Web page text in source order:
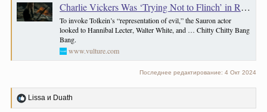
Charlie Vickers Was ‘Trying Not to Flinch’ in Rings Finale
To invoke Tolkein’s “representation of evil,” the Sauron actor
looked to Hannibal Lecter, Walter White, and … Chitty Chitty Bang
Bang.
www.vulture.com
Последнее редактирование: 4 Окт 2024
Р
е
Lissa и Duath